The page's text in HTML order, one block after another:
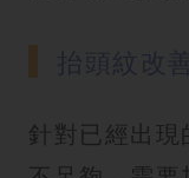
針對已經出